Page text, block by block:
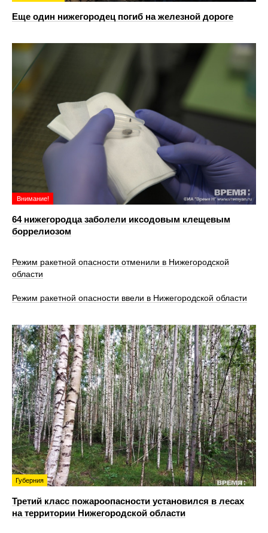
Еще один нижегородец погиб на железной дороге
Внимание!
64 нижегородца заболели иксодовым клещевым
боррелиозом
Режим ракетной опасности отменили в Нижегородской
области
Режим ракетной опасности ввели в Нижегородской области
Губерния
Третий класс пожароопасности установился в лесах
на территории Нижегородской области